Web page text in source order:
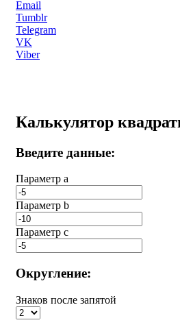
Email
Tumblr
Telegram
VK
Viber
Калькулятор
Введите данные:
Параметр a
Параметр b
Параметр с
Округление:
Знаков после запятой